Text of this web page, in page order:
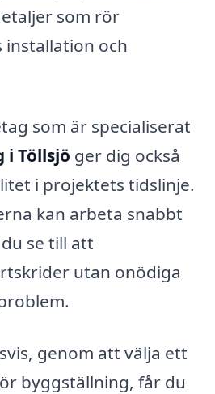
som rör
installation och
som är specialiserat
i Töllsjö ger dig också
i projektets tidslinje.
kan arbeta snabbt
se till att
utan onödiga
genom att välja ett
byggställning, får du